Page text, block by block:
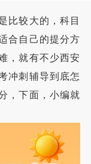
较大的，科目
合自己的提分方
，就有不少西安
冲刺辅导到底怎
，下面，小编就